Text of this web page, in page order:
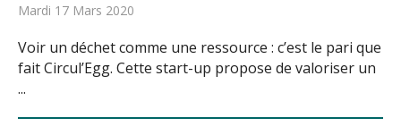
Mardi 17 Mars 2020
Voir un déchet comme une ressource : c’est le pari que
fait Circul’Egg. Cette start-up propose de valoriser un
...